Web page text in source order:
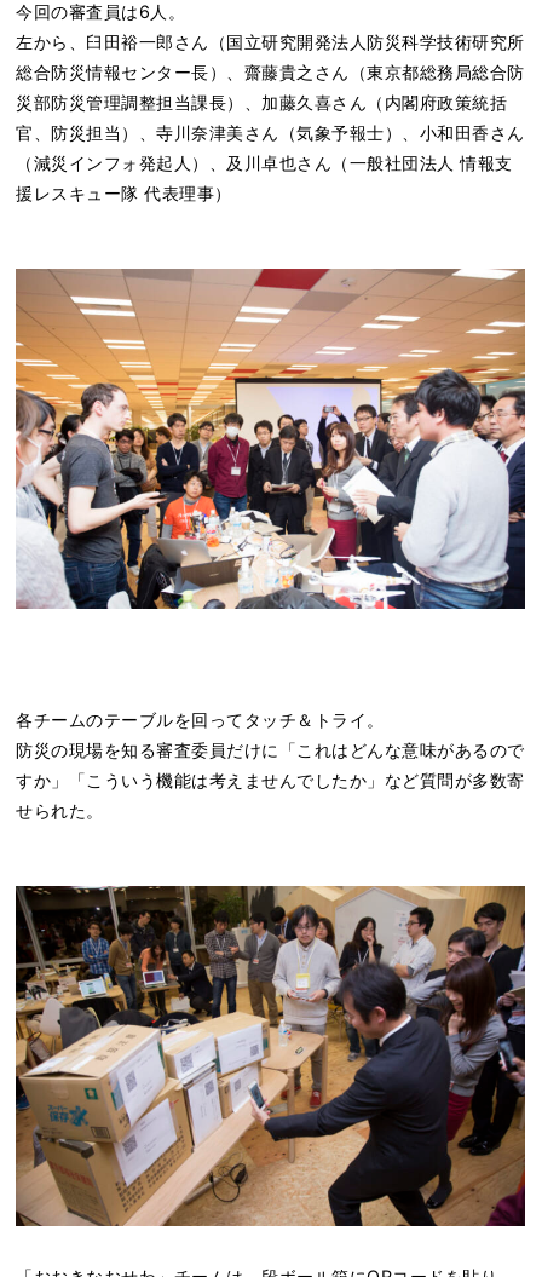
今回の審査員は6人。
左から、臼田裕一郎さん（国立研究開発法人防災科学技術研究所
総合防災情報センター長）、齋藤貴之さん（東京都総務局総合防
災部防災管理調整担当課長）、加藤久喜さん（内閣府政策統括
官、防災担当）、寺川奈津美さん（気象予報士）、小和田香さん
（減災インフォ発起人）、及川卓也さん（一般社団法人 情報支
援レスキュー隊 代表理事）
各チームのテーブルを回ってタッチ＆トライ。
防災の現場を知る審査委員だけに「これはどんな意味があるので
すか」「こういう機能は考えませんでしたか」など質問が多数寄
せられた。